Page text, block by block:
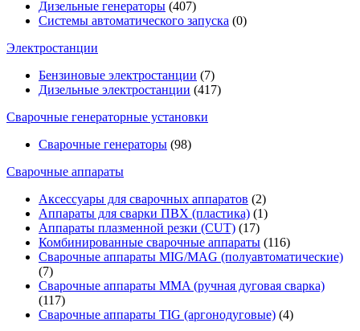
Дизельные генераторы (407)
Системы автоматического запуска (0)
Электростанции
Бензиновые электростанции (7)
Дизельные электростанции (417)
Сварочные генераторные установки
Сварочные генераторы (98)
Сварочные аппараты
Аксессуары для сварочных аппаратов (2)
Аппараты для сварки ПВХ (пластика) (1)
Аппараты плазменной резки (CUT) (17)
Комбинированные сварочные аппараты (116)
Сварочные аппараты MIG/MAG (полуавтоматические)
(7)
Сварочные аппараты MMA (ручная дуговая сварка)
(117)
Сварочные аппараты TIG (аргонодуговые) (4)